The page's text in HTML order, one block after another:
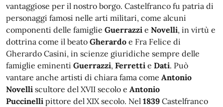
vantaggiose per il nostro borgo. Castelfranco fu patria di
personaggi famosi nelle arti militari, come alcuni
componenti delle famiglie Guerrazzi e Novelli, in virtù e
dottrina come il beato Gherardo e Fra Felice di
Gherardo Casini, in scienze giuridiche sempre delle
famiglie eminenti Guerrazzi, Ferretti e Dati. Può
vantare anche artisti di chiara fama come Antonio
Novelli scultore del XVII secolo e Antonio
Puccinelli pittore del XIX secolo. Nel 1839 Castelfranco